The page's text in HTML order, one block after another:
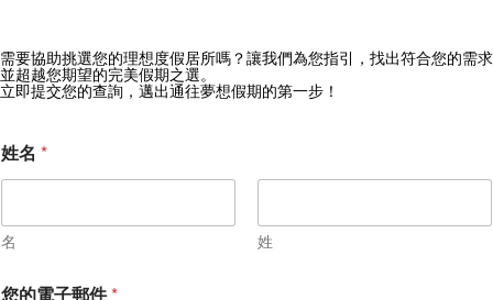
獲取 Zekkei Collection 獨家優惠
訂閱獨家優惠與旅行靈感
需要協助挑選您的理想度假居所嗎？讓我們為您指引，找出符合您的需求
並超越您期望的完美假期之選。
立即提交您的查詢，邁出通往夢想假期的第一步！
姓名 *
名 姓
您的電子郵件*